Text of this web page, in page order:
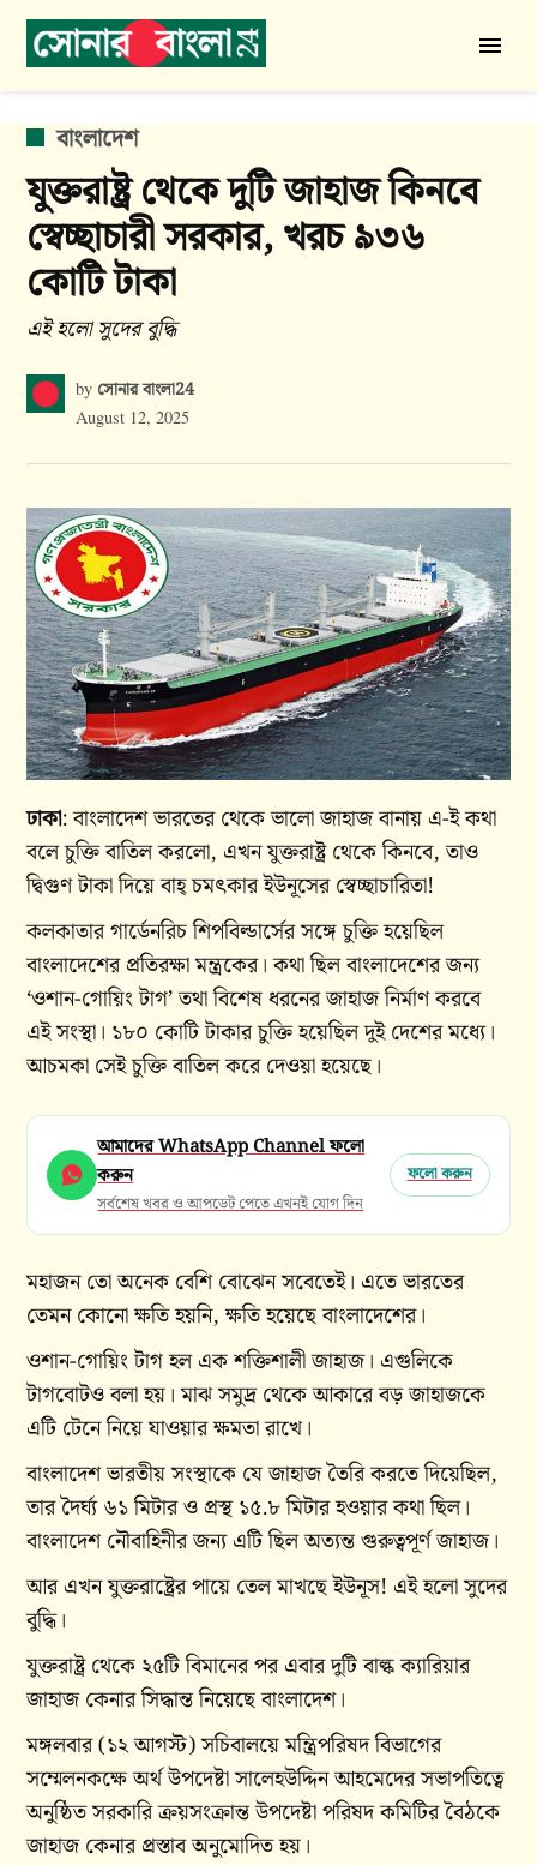
Skip
বাংলা
24
POSTED
বাংলাদেশ
যুক্তরাষ্ট্র থেকে দুটি জাহাজ কিনবে
স্বেচ্ছাচারী সরকার, খরচ ৯৩৬
কোটি টাকা
এই হলো সুদের বুদ্ধি
by সোনার বাংলা24
August 12, 2025
ঢাকা: বাংলাদেশ ভারতের থেকে ভালো জাহাজ বানায় এ-ই কথা
বলে চুক্তি বাতিল করলো, এখন যুক্তরাষ্ট্র থেকে কিনবে, তাও
দ্বিগুণ টাকা দিয়ে বাহ্ চমৎকার ইউনূসের স্বেচ্ছাচারিতা!
কলকাতার গার্ডেনরিচ শিপবিল্ডার্সের সঙ্গে চুক্তি হয়েছিল
বাংলাদেশের প্রতিরক্ষা মন্ত্রকের। কথা ছিল বাংলাদেশের জন্য
‘ওশান-গোয়িং টাগ’ তথা বিশেষ ধরনের জাহাজ নির্মাণ করবে
এই সংস্থা। ১৮০ কোটি টাকার চুক্তি হয়েছিল দুই দেশের মধ্যে।
আচমকা সেই চুক্তি বাতিল করে দেওয়া হয়েছে।
আমাদের WhatsApp Channel ফলো
করুন
সর্বশেষ খবর ও আপডেট পেতে এখনই যোগ দিন
ফলো করুন
মহাজন তো অনেক বেশি বোঝেন সবেতেই। এতে ভারতের
তেমন কোনো ক্ষতি হয়নি, ক্ষতি হয়েছে বাংলাদেশের।
ওশান-গোয়িং টাগ হল এক শক্তিশালী জাহাজ। এগুলিকে
টাগবোটও বলা হয়। মাঝ সমুদ্র থেকে আকারে বড় জাহাজকে
এটি টেনে নিয়ে যাওয়ার ক্ষমতা রাখে।
বাংলাদেশ ভারতীয় সংস্থাকে যে জাহাজ তৈরি করতে দিয়েছিল,
তার দৈর্ঘ্য ৬১ মিটার ও প্রস্থ ১৫.৮ মিটার হওয়ার কথা ছিল।
বাংলাদেশ নৌবাহিনীর জন্য এটি ছিল অত্যন্ত গুরুত্বপূর্ণ জাহাজ।
আর এখন যুক্তরাষ্ট্রের পায়ে তেল মাখছে ইউনূস! এই হলো সুদের
বুদ্ধি।
যুক্তরাষ্ট্র থেকে ২৫টি বিমানের পর এবার দুটি বাল্ক ক্যারিয়ার
জাহাজ কেনার সিদ্ধান্ত নিয়েছে বাংলাদেশ।
মঙ্গলবার (১২ আগস্ট) সচিবালয়ে মন্ত্রিপরিষদ বিভাগের
সম্মেলনকক্ষে অর্থ উপদেষ্টা সালেহউদ্দিন আহমেদের সভাপতিত্বে
অনুষ্ঠিত সরকারি ক্রয়সংক্রান্ত উপদেষ্টা পরিষদ কমিটির বৈঠকে
জাহাজ কেনার প্রস্তাব অনুমোদিত হয়।